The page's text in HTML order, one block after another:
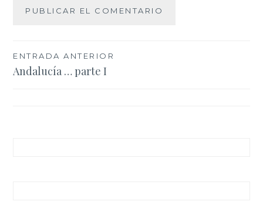
Navegación
de
ENTRADA ANTERIOR
Andalucía … parte I